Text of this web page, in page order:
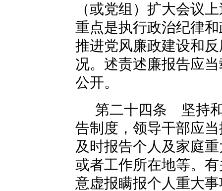
（或党组）扩大会议
重点是执行政治纪律
推进党风廉政建设和
况。述责述廉报告应
公开。
第二十四条 坚持
告制度，领导干部应
及时报告个人及家庭
或者工作所在地等。
意虚报瞒报个人重大